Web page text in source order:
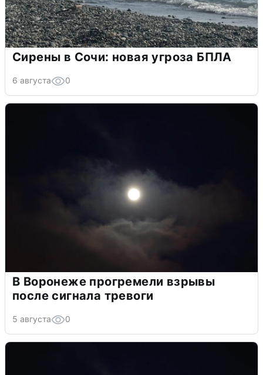
Сирены в Сочи: новая угроза БПЛА
6 августа 0
В Воронеже прогремели взрывы
после сигнала тревоги
5 августа 0